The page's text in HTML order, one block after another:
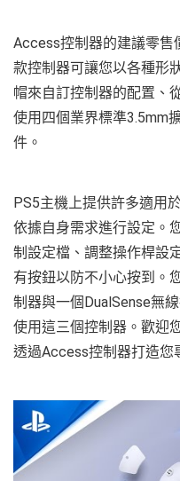
Access控制器的建議零
款控制器可讓您以各種形
帽來自訂控制器的配置、
使用四個業界標準3.5mm
件。
PS5主機上提供許多適用
依據自身需求進行設定。
制設定檔、調整操作桿設
有按鈕以防不小心按到。
制器與一個DualSense無
使用這三個控制器。歡迎
透過Access控制器打造您